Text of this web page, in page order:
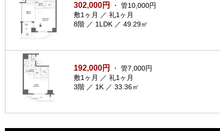
302,000円
・ 管10,000円
敷1ヶ月 ／ 礼1ヶ月
8階 ／ 1LDK ／ 49.29㎡
192,000円
・ 管7,000円
敷1ヶ月 ／ 礼1ヶ月
3階 ／ 1K ／ 33.36㎡